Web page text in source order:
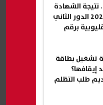
نتيجة الشهادة
الإعدادية 2026 الدور الثاني
برقم
تشغيل بطاقة
إيقافها؟
طلب التظلم